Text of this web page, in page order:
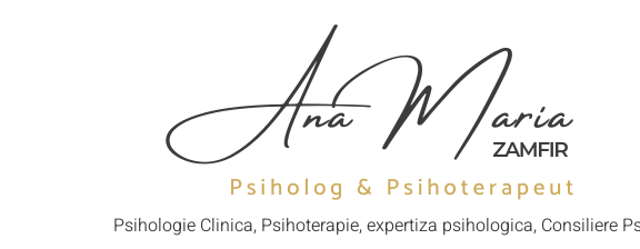
Psihologie Clinica, Psihoterapie, expertiza psihologica,